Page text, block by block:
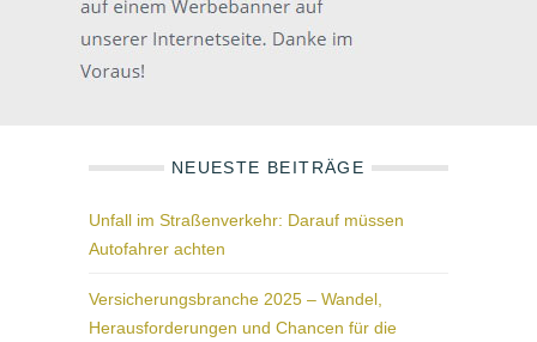
NEUESTE BEITRÄGE
Unfall im Straßenverkehr: Darauf müssen
Autofahrer achten
Versicherungsbranche 2025 – Wandel,
Herausforderungen und Chancen für die